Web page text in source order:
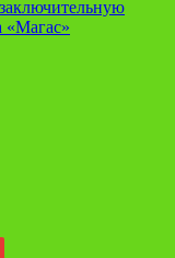
«Магас»